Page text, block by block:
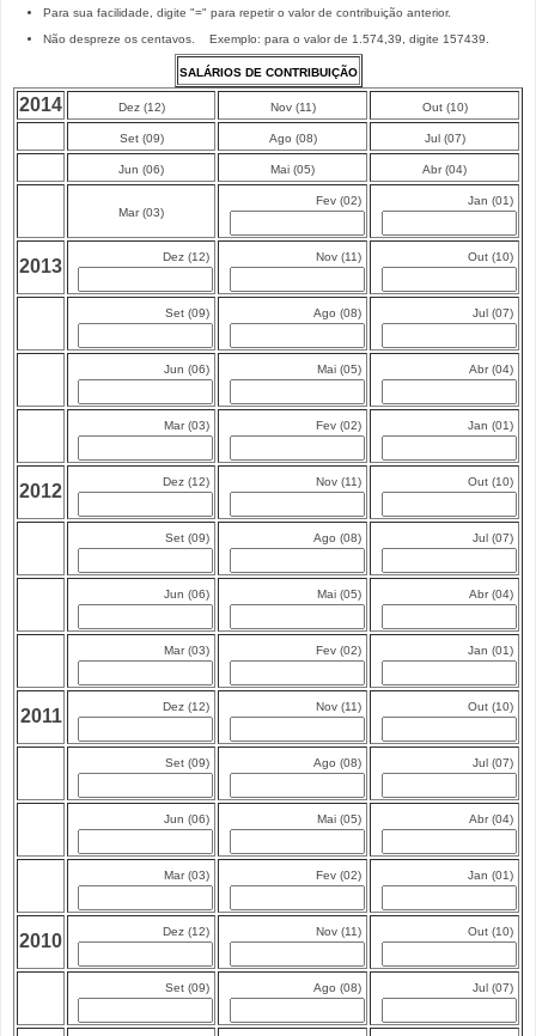
Para sua facilidade, digite "=" para repetir o valor de contribuição anterior.
Não despreze os centavos. Exemplo: para o valor de 1.574,39, digite 157439.
SALÁRIOS DE CONTRIBUIÇÃO
2014 Dez (12) Nov (11) Out (10)
Set (09) Ago (08) Jul (07)
Jun (06) Mai (05) Abr (04)
Mar (03)
Fev (02) Jan (01)
2013 Dez (12) Nov (11) Out (10)
Set (09) Ago (08) Jul (07)
Jun (06) Mai (05) Abr (04)
Mar (03) Fev (02) Jan (01)
2012 Dez (12) Nov (11) Out (10)
Set (09) Ago (08) Jul (07)
Jun (06) Mai (05) Abr (04)
Mar (03) Fev (02) Jan (01)
2011 Dez (12) Nov (11) Out (10)
Set (09) Ago (08) Jul (07)
Jun (06) Mai (05) Abr (04)
Mar (03) Fev (02) Jan (01)
2010 Dez (12) Nov (11) Out (10)
Set (09) Ago (08) Jul (07)